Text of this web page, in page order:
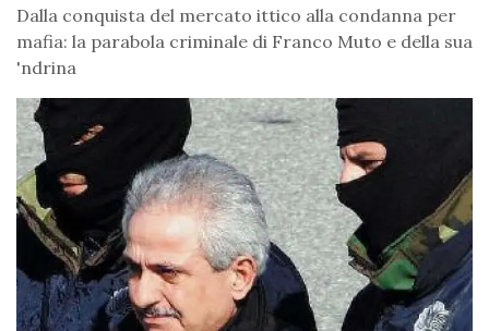
Dalla conquista del mercato ittico alla condanna per
mafia: la parabola criminale di Franco Muto e della sua
'ndrina